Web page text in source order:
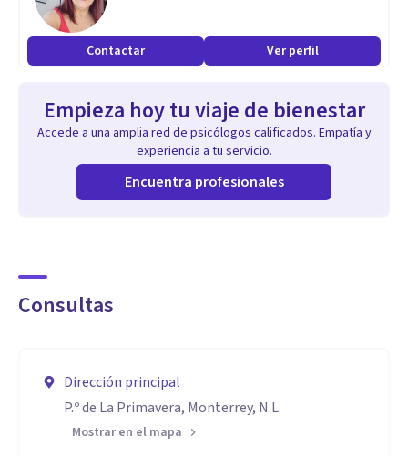
Postgrado en Desarrollo Gerencial.
Contactar Ver perfil
Empieza hoy tu viaje de bienestar
Accede a una amplia red de psicólogos calificados. Empatía y
experiencia a tu servicio.
Encuentra profesionales
Consultas
Dirección principal
P.º de La Primavera, Monterrey, N.L.
Mostrar en el mapa